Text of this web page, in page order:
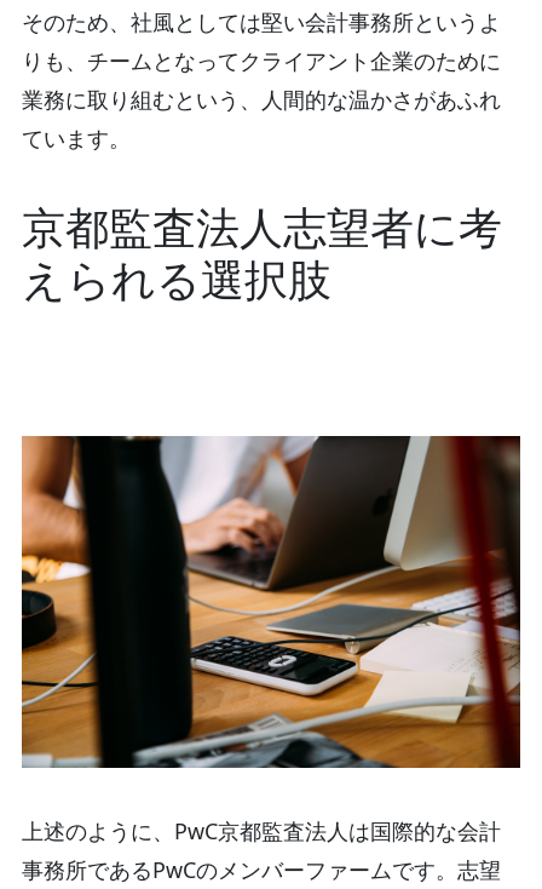
そのため、社風としては堅い会計事務所というよ
りも、チームとなってクライアント企業のために
業務に取り組むという、人間的な温かさがあふれ
ています。
京都監査法人志望者に考
えられる選択肢
上述のように、PwC京都監査法人は国際的な会計
事務所であるPwCのメンバーファームです。志望